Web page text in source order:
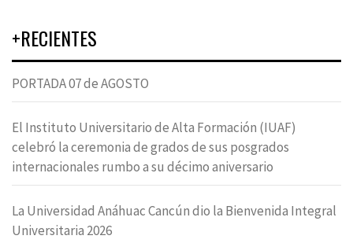
+RECIENTES
PORTADA 07 de AGOSTO
El Instituto Universitario de Alta Formación (IUAF)
celebró la ceremonia de grados de sus posgrados
internacionales rumbo a su décimo aniversario
La Universidad Anáhuac Cancún dio la Bienvenida Integral
Universitaria 2026